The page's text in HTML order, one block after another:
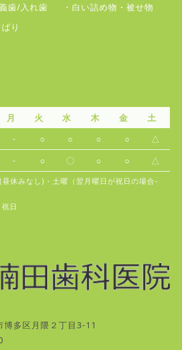
義歯/入れ歯
・白い詰め物・被せ物
り
月 火 水 木 金
土
- ○ ○ ○ ○
△
- ○ 〇 ○ ○ △
休みなし)・土曜（翌月曜日が祝日の場合-
日
多区月隈２丁目3-11